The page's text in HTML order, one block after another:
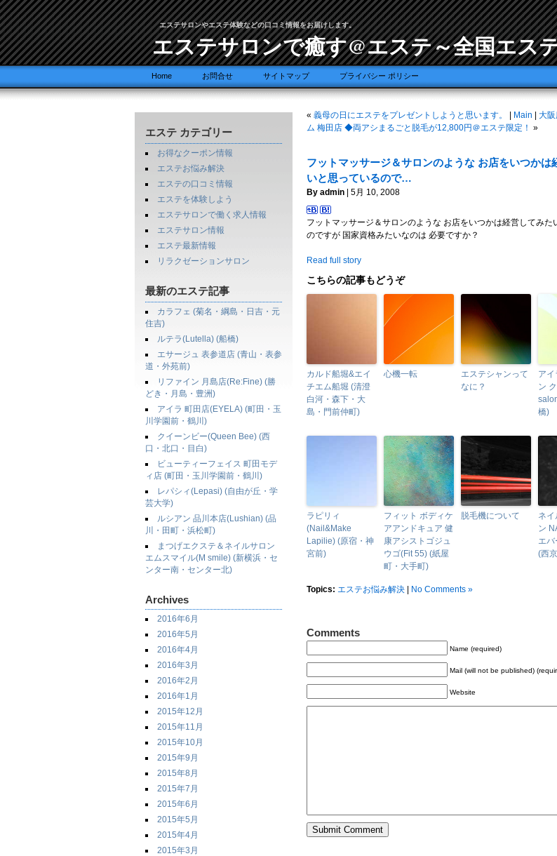
エステサロンやエステ体験などの口コミ情報をお届けします。
エステサロンで癒す@エステ～全国エス
Home お問合せ サイトマップ プライバシー ポリシー
エステ カテゴリー
お得なクーポン情報
エステお悩み解決
エステの口コミ情報
エステを体験しよう
エステサロンで働く求人情報
エステサロン情報
エステ最新情報
リラクゼーションサロン
最新のエステ記事
カラフェ (菊名・綱島・日吉・元
住吉)
ルテラ(Lutella) (船橋)
エサージュ 表参道店 (青山・表参
道・外苑前)
リファイン 月島店(Re:Fine) (勝
どき・月島・豊洲)
アイラ 町田店(EYELA) (町田・玉
川学園前・鶴川)
クイーンビー(Queen Bee) (西
口・北口・目白)
ビューティーフェイス 町田モデ
ィ店 (町田・玉川学園前・鶴川)
レパシィ(Lepasi) (自由が丘・学
芸大学)
ルシアン 品川本店(Lushian) (品
川・田町・浜松町)
まつげエクステ＆ネイルサロン
エムスマイル(M smile) (新横浜・セ
ンター南・センター北)
Archives
2016年6月
2016年5月
2016年4月
2016年3月
2016年2月
2016年1月
2015年12月
2015年11月
2015年10月
2015年9月
2015年8月
2015年7月
2015年6月
2015年5月
2015年4月
2015年3月
« 義母の日にエステをプレゼントしようと思います。 Main
大阪
ム 梅田店 ◆両アシまるごと脱毛が12,800円＠エステ限定！ »
フットマッサージ＆サロンのような お店をいつかは
いと思っているので…
By admin | 5月 10, 2008
フットマッサージ＆サロンのような お店をいつかは経営してみた
のですが 国家資格みたいなのは 必要ですか？
Read full story
こちらの記事もどうぞ
カルド船堀&エイ
チエム船堀 (清澄
白河・森下・大
島・門前仲町)
心機一転
エステシャンって
なに？
アイ
ン
橋)
ラピリィ
(Nail&Make
Lapilie) (原宿・神
宮前)
フィット ボディケ
アアンドキュア 健
康アシストゴジュ
ウゴ(Fit 55) (紙屋
町・大手町)
脱毛機について
ネ
ン
エ
(西
Topics: エステお悩み解決 No Comments »
Comments
Name (required)
Mail (will not be published)
Website